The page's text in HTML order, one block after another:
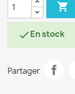

En stock
Partager